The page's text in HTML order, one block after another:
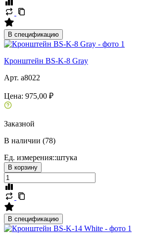
В спецификацию
Кронштейн BS-K-8 Gray
Арт. a8022
Цена: 975,00 ₽
Заказной
В наличии (78)
Ед. измерения::штука
В корзину
В спецификацию